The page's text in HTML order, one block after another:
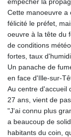
Cette manoeuvre a
félicité le préfet,
oeuvre à la tête du
de conditions
fortes, taux
Un panache de
en face d'Ille-sur-
Au centre d'accueil
27 ans, vient de
"J'ai connu plus
a beaucoup de
habitants du coin,